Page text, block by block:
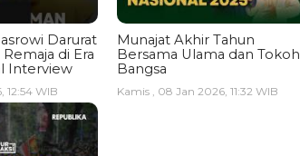
Darurat
di Era
Interview
12:54 WIB
Munajat Akhir Tahun
Bersama Ulama dan Tokoh
Bangsa
Kamis , 08 Jan 2026, 11:32 WIB